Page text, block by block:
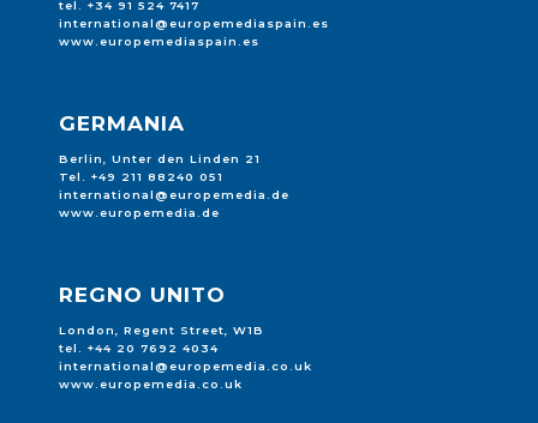
tel. +34 91 524 7417
international@europemediaspain.es
www.europemediaspain.es
GERMANIA
Berlin, Unter den Linden 21
Tel. +49 211 88240 051
international@europemedia.de
www.europemedia.de
REGNO UNITO
London, Regent Street, W1B
tel. +44 20 7692 4034
international@europemedia.co.uk
www.europemedia.co.uk